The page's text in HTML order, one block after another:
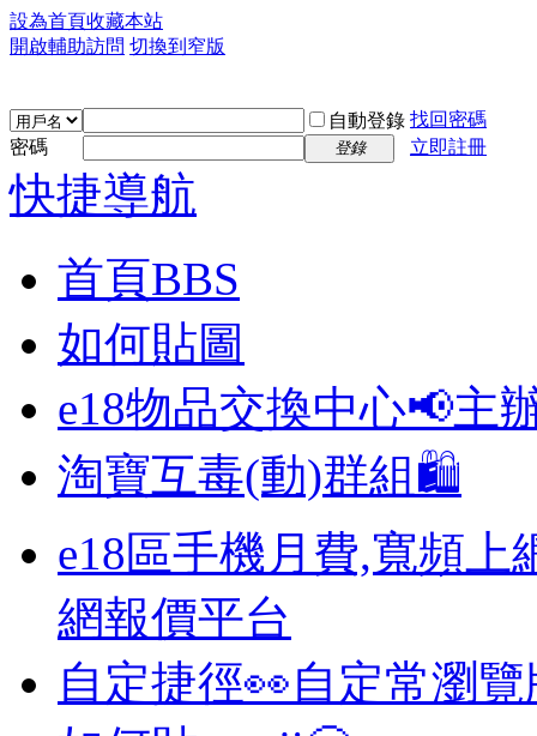
設為首頁收藏本站
開啟輔助訪問 切換到窄版
自動登錄 找回密碼
密碼
登錄 立即註冊
快捷導航
首頁BBS
如何貼圖
e18物品交換中心📢主
淘寶互毒(動)群組🛍️
e18區手機月費,寬頻上
網報價平台
自定捷徑👀自定常瀏